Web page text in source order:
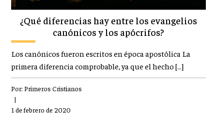
¿Qué diferencias hay entre los evangelios
canónicos y los apócrifos?
Los canónicos fueron escritos en época apostólica La
primera diferencia comprobable, ya que el hecho […]
Por: Primeros Cristianos
|
1 de febrero de 2020